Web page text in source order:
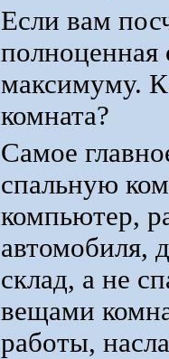
Если вам
полноценная
максимуму.
комната?
Самое
спальную
компьютер,
автомобиля,
склад, а не
вещами
работы,